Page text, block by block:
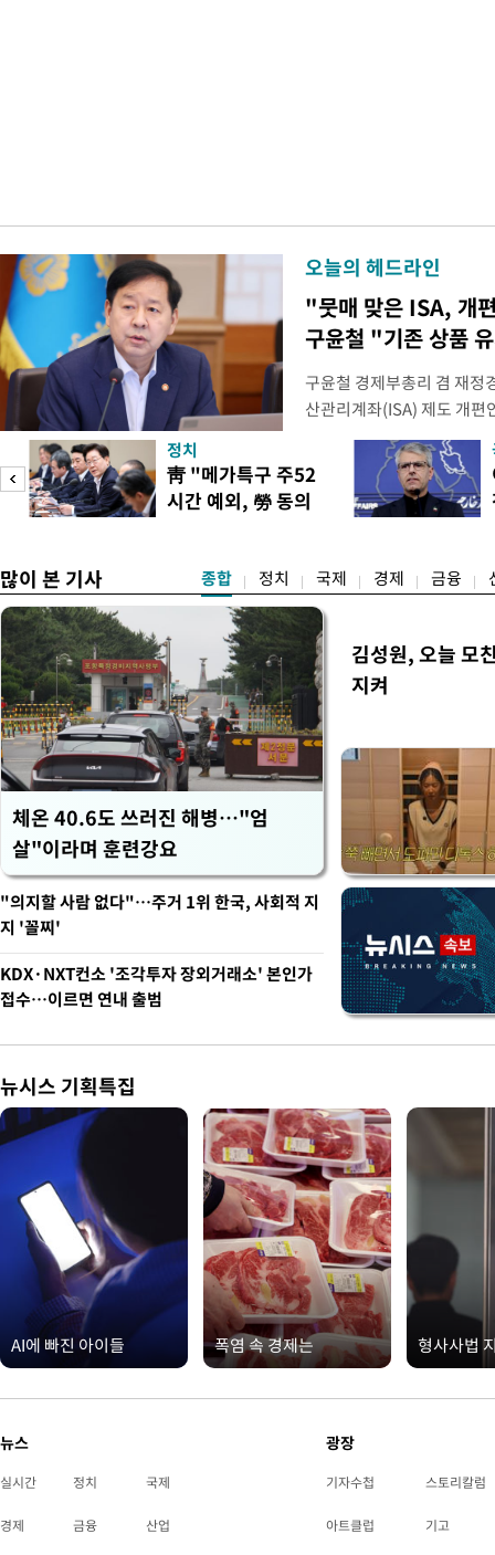
오늘의 헤드라인
"뭇매 맞은 ISA, 개
구윤철 "기존 상품
구윤철 경제부총리 겸 재
산관리계좌(ISA) 제도 개편
다"며 "국민 의견까지 수
토할 예정"이라고 밝혔다.
셜미디어(SNS) 엑스(X·옛
개편안은 지난 4일부터 오
정치
靑 "메가특구 주52
시간 예외, 勞 동의
많이 본 기사 종합 정치 국제 경제 금융
체온 40.6도 쓰러진 해병…"엄
살"이라며 훈련강요
김성원, 오늘 모
지켜
"의지할 사람 없다"…주거 1위 한국, 사회적 지
지 '꼴찌'
KDX·NXT컨소 '조각투자 장외거래소' 본인가
접수…이르면 연내 출범
뉴시스 기획특집
AI에 빠진 아이들 폭염 속 경제는 형사사법
뉴스
실시간 정치 국제
경제 금융 산업
광장
기자수첩 스토리칼럼
아트클럽 기고